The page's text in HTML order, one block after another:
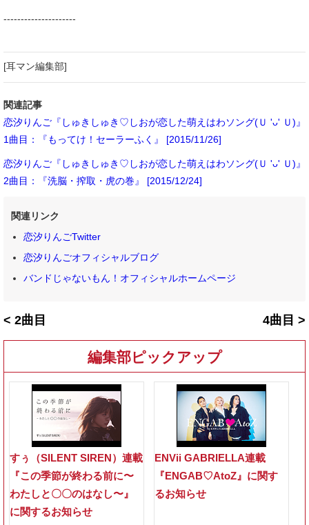
---------------------
[耳マン編集部]
関連記事
恋汐りんご『しゅきしゅき♡しおが恋した萌えはわソング(Ｕ 'ᴗ' Ｕ)』
1曲目：『もってけ！セーラーふく』 [2015/11/26]
恋汐りんご『しゅきしゅき♡しおが恋した萌えはわソング(Ｕ 'ᴗ' Ｕ)』
2曲目：『洗脳・搾取・虎の巻』 [2015/12/24]
関連リンク
恋汐りんごTwitter
恋汐りんごオフィシャルブログ
バンドじゃないもん！オフィシャルホームページ
< 2曲目 4曲目 >
編集部ピックアップ
すぅ（SILENT SIREN）連載
『この季節が終わる前に〜
わたしと〇〇のはなし〜』
に関するお知らせ
ENVii GABRIELLA連載
『ENGAB♡AtoZ』に関す
るお知らせ